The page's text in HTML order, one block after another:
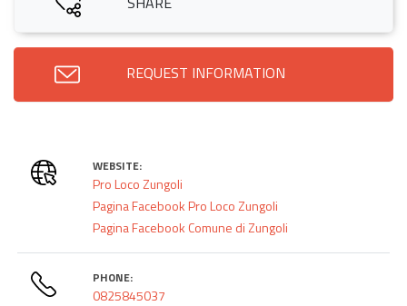
REQUEST INFORMATION
WEBSITE:
Pro Loco Zungoli
Pagina Facebook Pro Loco Zungoli
Pagina Facebook Comune di Zungoli
PHONE:
0825845037